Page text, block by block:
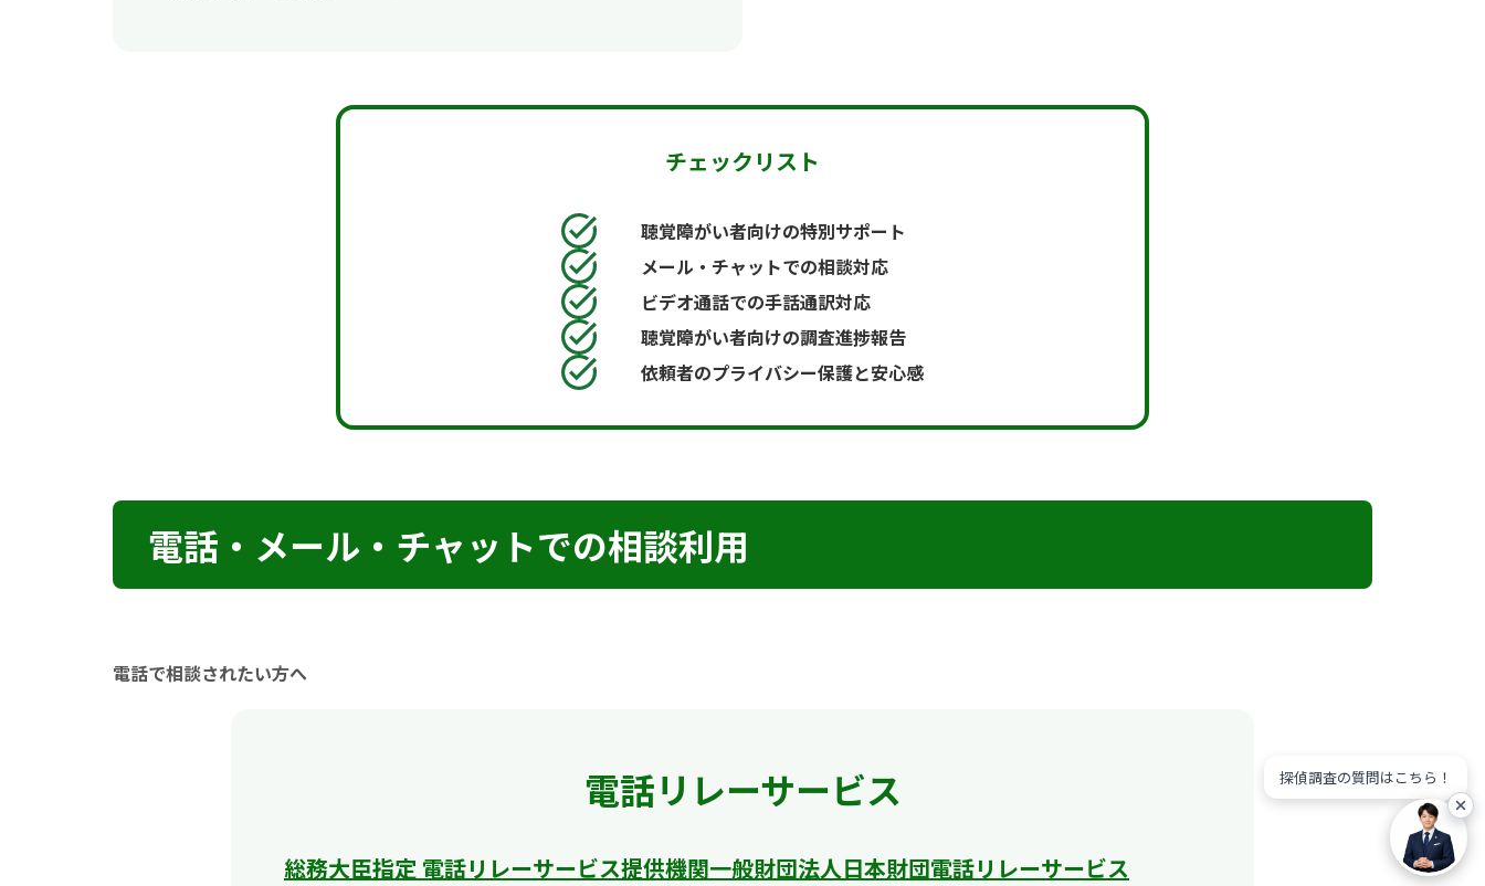
チェックリスト
聴覚障がい者向けの特別サポート
メール・チャットでの相談対応
ビデオ通話での手話通訳対応
聴覚障がい者向けの調査進捗報告
依頼者のプライバシー保護と安心感
電話・メール・チャットでの相談利用
電話で相談されたい方へ
電話リレーサービス
総務大臣指定 電話リレーサービス提供機関一般財団法人日本財団電話リレーサービス
探偵調査の質問はこちら！